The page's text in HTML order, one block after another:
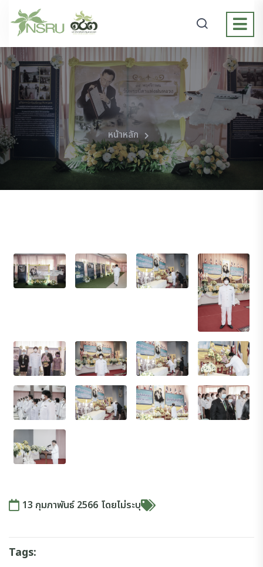
หน้าหลัก
13 กุมภาพันธ์ 2566 โดยไม่ระบุ
Tags: